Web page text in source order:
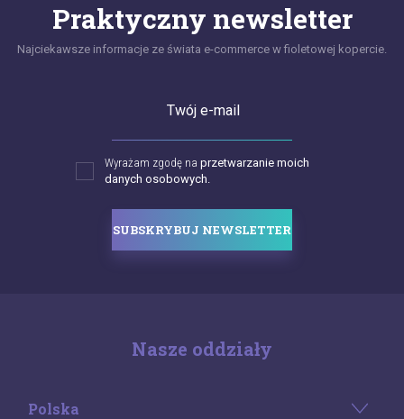
Praktyczny newsletter
Najciekawsze informacje ze świata e-commerce w fioletowej kopercie.
Twój e-mail
Wyrażam zgodę na przetwarzanie moich
danych osobowych.
SUBSKRYBUJ NEWSLETTER
Nasze oddziały
Polska